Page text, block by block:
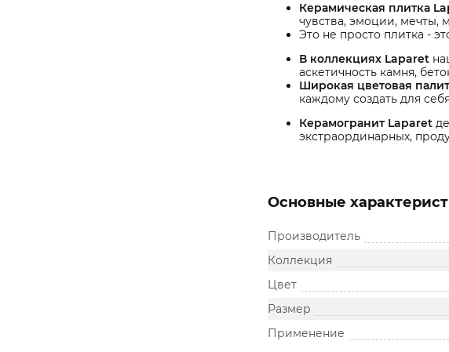
Керамическая плитка
чувства, эмоции, мечты,
Это не просто плитка -
В коллекциях Laparet
аскетичность камня,
Широкая цветовая
каждому создать для
Керамогранит Laparet
экстраординарных,
Основные
Производитель
Коллекция
Цвет
Размер
Применение